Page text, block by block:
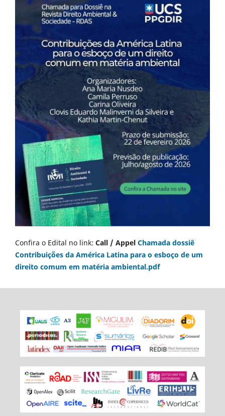
Confira o Edital no link: Call / Appel Chamada dossiê
Contribuições da América Latina para o esboço de um
direito comum em matéria ambiental.pdf